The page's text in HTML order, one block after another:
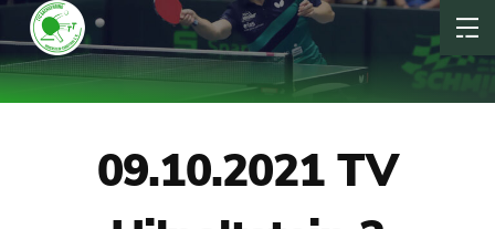
09.10.2021 TV